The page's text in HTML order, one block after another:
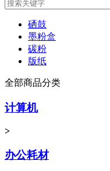
硒鼓
墨粉盒
碳粉
版纸
全部商品分类
计算机
>
办公耗材